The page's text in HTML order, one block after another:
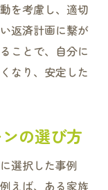
を考慮し、適切
返済計画に繋が
ことで、自分に
なり、安定した
の選び方
選択した事例
えば、ある家族